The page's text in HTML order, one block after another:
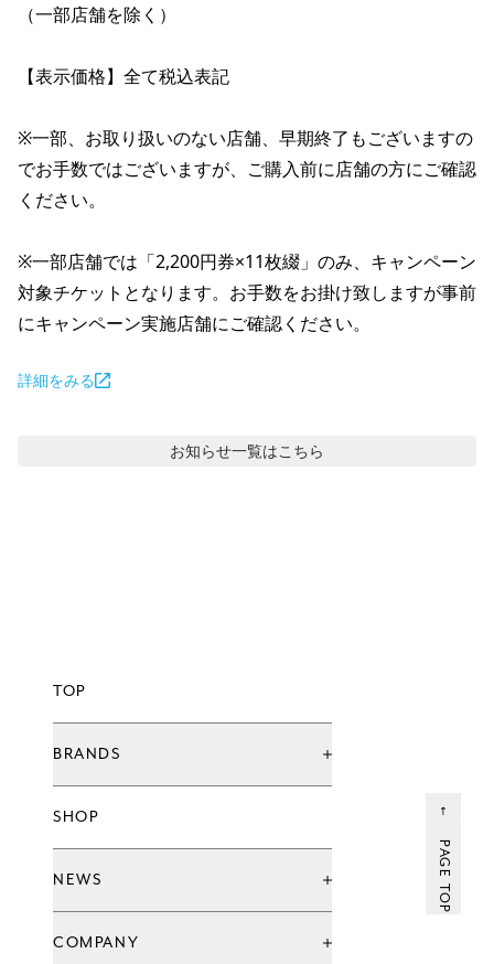
（一部店舗を除く）
【表示価格】全て税込表記
※一部、お取り扱いのない店舗、早期終了もございますの
でお手数ではございますが、ご購入前に店舗の方にご確認
ください。
※一部店舗では「2,200円券×11枚綴」のみ、キャンペーン
対象チケットとなります。お手数をお掛け致しますが事前
にキャンペーン実施店舗にご確認ください。
詳細をみる
お知らせ一覧はこちら
TOP
BRANDS
ブランド一覧
グローバル治療院ブランド
てもみんブランド
ウェルネススタジオ
SHOP
NEWS
お知らせ
キャンペーン
COMPANY
PAGE TOP